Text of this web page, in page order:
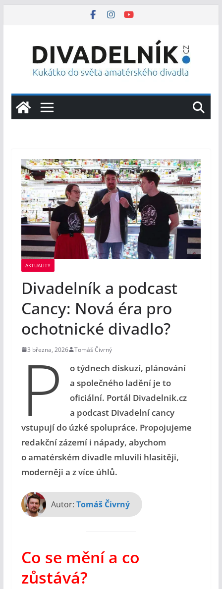
AKTUALITY
Divadelník a podcast
Cancy: Nová éra pro
ochotnické divadlo?
3 března, 2026 Tomáš Čivrný
P
o týdnech diskuzí, plánování
a společného ladění je to
oficiální. Portál Divadelnik.cz
a podcast Divadelní cancy
vstupují do úzké spolupráce. Propojujeme
redakční zázemí i nápady, abychom
o amatérském divadle mluvili hlasitěji,
moderněji a z více úhlů.
Autor: Tomáš Čivrný
Co se mění a co
zůstává?